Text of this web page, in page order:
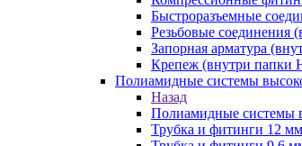
Быстроразъемные
Резьбовые соединения
Запорная арматура
Крепеж (внутри папки
Полиамидные системы
Назад
Полиамидные системы
Трубка и фитинги 12